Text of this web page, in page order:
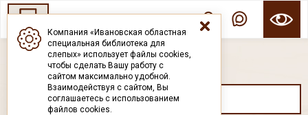
Компания «Ивановская областная
специальная библиотека для
слепых» использует файлы cookies,
чтобы сделать Вашу работу с
сайтом максимально удобной.
Взаимодействуя с сайтом, Вы
соглашаетесь с использованием
файлов cookies.
ГОСУДАРСТВЕННОЕ БЮДЖЕТНОЕ УЧРЕЖДЕНИЕ ИВАНОВСКОЙ ОБЛАСТИ
ИВАНОВСКАЯ ОБЛАСТНАЯ СПЕЦИАЛЬНАЯ
БИБЛИОТЕКА ДЛЯ СЛЕПЫХ